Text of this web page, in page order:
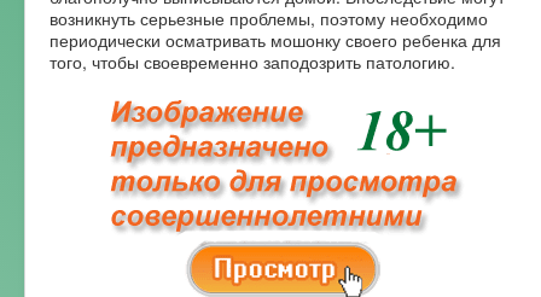
возникнуть серьезные проблемы, поэтому необходимо
периодически осматривать мошонку своего ребенка для
того, чтобы своевременно заподозрить патологию.